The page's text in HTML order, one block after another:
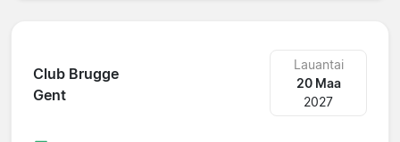
Club Brugge
Gent
Lauantai
20 Maa
2027